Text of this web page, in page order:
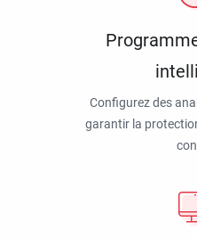
Configurez des
garantir la